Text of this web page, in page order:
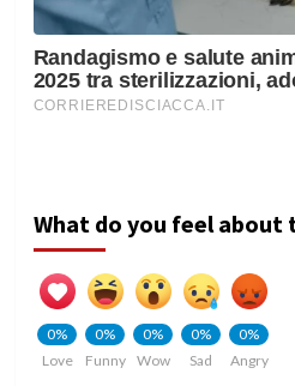
What do you feel about
0%
Love
0%
Funny
0%
Wow
0%
Sad
0%
Angry